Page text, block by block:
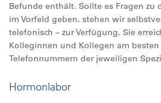
Befunde enthält. Sollte es Fragen zu
im Vorfeld geben, stehen wir
telefonisch – zur Verfügung. Sie
Kolleginnen und Kollegen am
Telefonnummern der jeweiligen
Hormonlabor